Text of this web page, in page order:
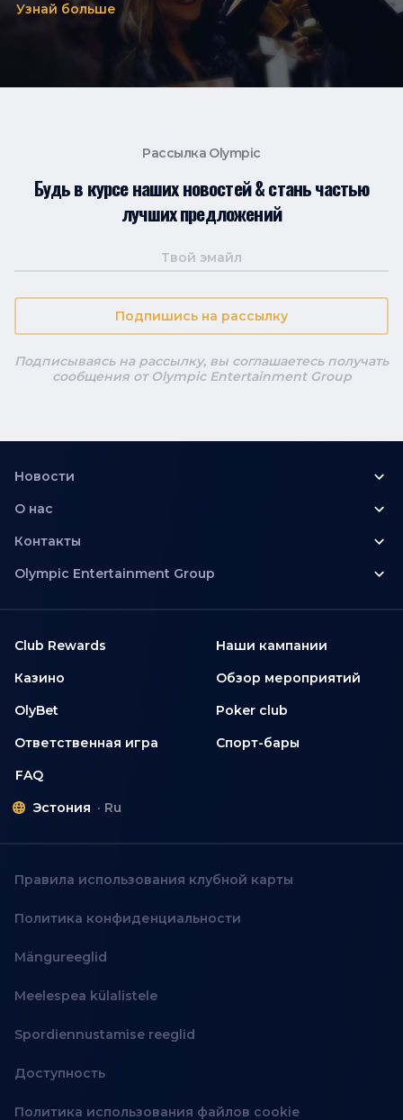
Узнай больше
Рассылка Olympic
Будь в курсе наших новостей & стань частью
лучших предложений
Подпишись на рассылку
Подписываясь на рассылку, вы соглашаетесь получать
сообщения от Olympic Entertainment Group
Новости
О нас
Контакты
Olympic Entertainment Group
Club Rewards
Наши кампании
Казино
Обзор мероприятий
OlyBet
Poker club
Ответственная игра
Спорт-бары
FAQ
Эстония
Ru
Правила использования клубной карты
Политика конфиденциальности
Mängureeglid
Meelespea külalistele
Spordiennustamise reeglid
Доступность
Политика использования файлов cookie